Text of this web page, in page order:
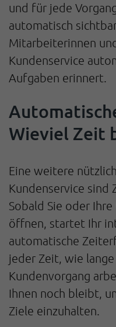
und für jede
automatisch
Mitarbeiterinnen
Kundenservice
Aufgaben erinnert.
Wieviel Zeit
Eine weitere
Kundenservice sind
Sobald Sie oder
öffnen, startet Ihr
automatische
jeder Zeit, wie
Kundenvorgang
Ihnen noch bleibt,
Ziele einzuhalten.